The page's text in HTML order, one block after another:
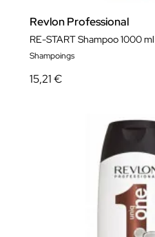
Revlon Professional
RE-START Shampoo 1000 ml
Shampoings
15,21 €